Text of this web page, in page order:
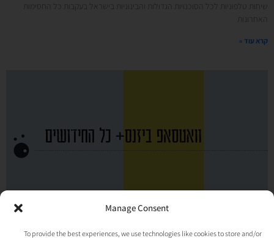
Manage Consent
To provide the best experiences, we use technologies like cookies to store and/or
שיחות טלפוניות לכל הסוכנויות הגדולות והבינוניות בישראל בעקבות כל החסימות
האחרונות
קרא עוד »
11/05/2022 אין תגובות